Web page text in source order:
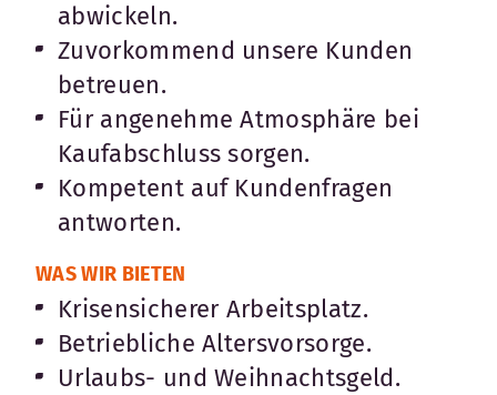
abwickeln.
Zuvorkommend unsere Kunden
betreuen.
Für angenehme Atmosphäre bei
Kaufabschluss sorgen.
Kompetent auf Kundenfragen
antworten.
WAS WIR BIETEN
Krisensicherer Arbeitsplatz.
Betriebliche Altersvorsorge.
Urlaubs- und Weihnachtsgeld.